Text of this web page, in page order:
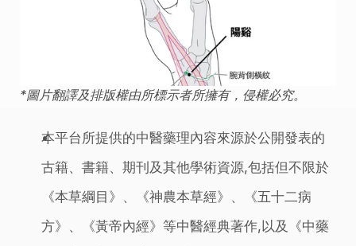
*圖片翻譯及排版權由所標示者所擁有，侵權必究。
本平台所提供的中醫藥理內容來源於公開發表的
古籍、書籍、期刊及其他學術資源,包括但不限於
《本草綱目》、《神農本草經》、《五十二病
方》、《黃帝內經》等中醫經典著作,以及《中藥